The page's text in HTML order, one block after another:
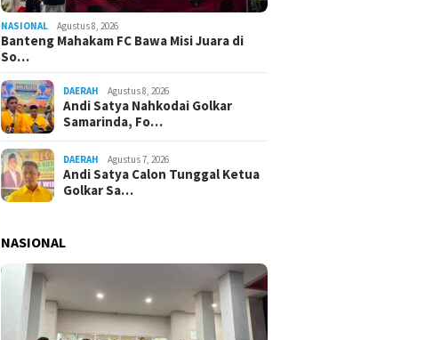
NASIONAL Agustus 8, 2026
Banteng Mahakam FC Bawa Misi Juara di
So…
DAERAH Agustus 8, 2026
Andi Satya Nahkodai Golkar
Samarinda, Fo…
DAERAH Agustus 7, 2026
Andi Satya Calon Tunggal Ketua
Golkar Sa…
NASIONAL